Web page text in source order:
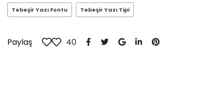
Tebeşir Yazı Fontu Tebeşir Yazı Tipi
Paylaş 40